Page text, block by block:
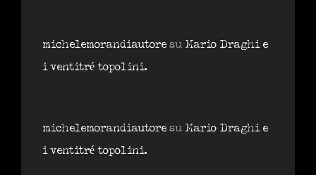
michelemorandiautore su Mario Draghi e
i ventitré topolini.
michelemorandiautore su Mario Draghi e
i ventitré topolini.